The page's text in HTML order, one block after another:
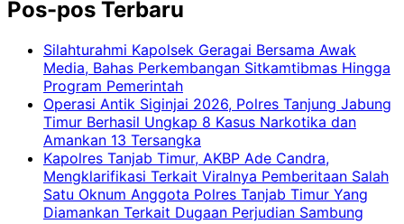
Pos-pos Terbaru
Silahturahmi Kapolsek Geragai Bersama Awak
Media, Bahas Perkembangan Sitkamtibmas Hingga
Program Pemerintah
Operasi Antik Siginjai 2026, Polres Tanjung Jabung
Timur Berhasil Ungkap 8 Kasus Narkotika dan
Amankan 13 Tersangka
Kapolres Tanjab Timur, AKBP Ade Candra,
Mengklarifikasi Terkait Viralnya Pemberitaan Salah
Satu Oknum Anggota Polres Tanjab Timur Yang
Diamankan Terkait Dugaan Perjudian Sambung